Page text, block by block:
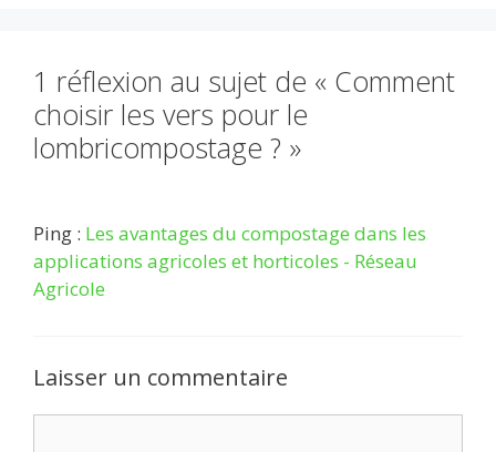
1 réflexion au sujet de « Comment
choisir les vers pour le
lombricompostage ? »
Ping : Les avantages du compostage dans les
applications agricoles et horticoles - Réseau
Agricole
Laisser un commentaire